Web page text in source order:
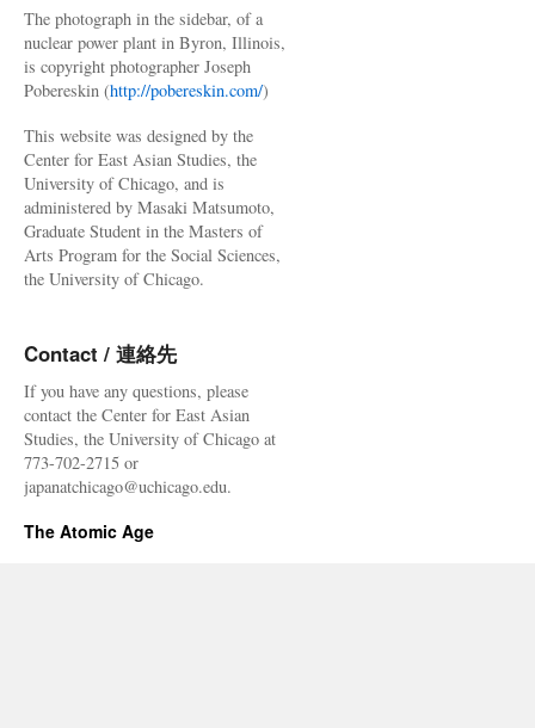
The photograph in the sidebar, of a
nuclear power plant in Byron, Illinois,
is copyright photographer Joseph
Pobereskin (http://pobereskin.com/)
This website was designed by the
Center for East Asian Studies, the
University of Chicago, and is
administered by Masaki Matsumoto,
Graduate Student in the Masters of
Arts Program for the Social Sciences,
the University of Chicago.
Contact / 連絡先
If you have any questions, please
contact the Center for East Asian
Studies, the University of Chicago at
773-702-2715 or
japanatchicago@uchicago.edu.
The Atomic Age